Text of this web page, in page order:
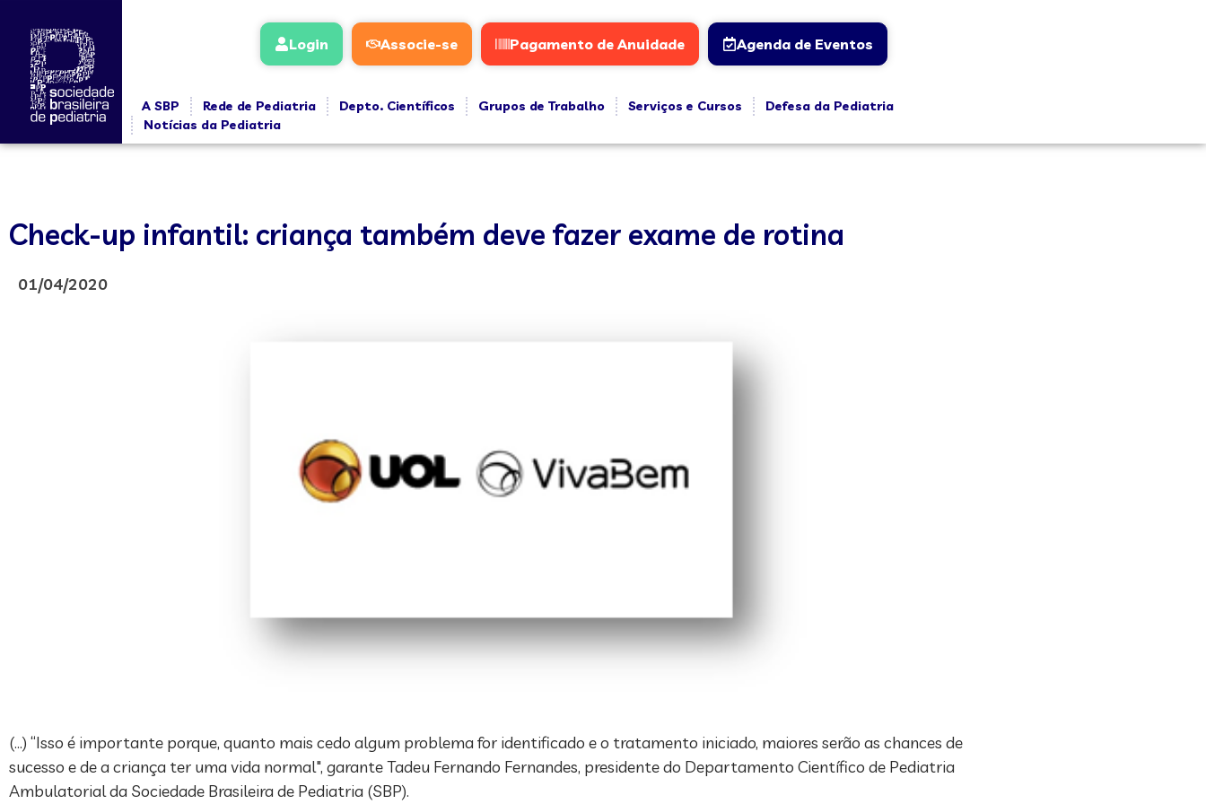
Login Associe-se Pagamento de Anuidade Agenda de Eventos
A SBP Rede de Pediatria Depto. Científicos Grupos de Trabalho Serviços e Cursos
Defesa da Pediatria
Notícias da Pediatria
Check-up infantil: criança também deve fazer exame de rotina
01/04/2020
(…) “Isso é importante porque, quanto mais cedo algum problema for identificado e o tratamento iniciado, maiores serão as chances de
sucesso e de a criança ter uma vida normal", garante Tadeu Fernando Fernandes, presidente do Departamento Científico de Pediatria
Ambulatorial da Sociedade Brasileira de Pediatria (SBP).